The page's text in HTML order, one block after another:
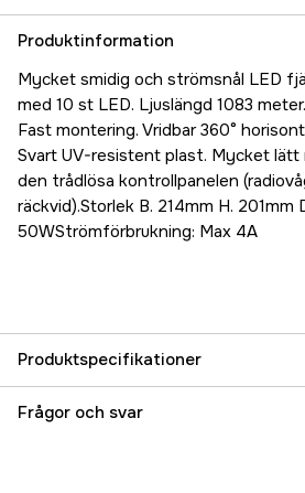
Produktinformation
Mycket smidig och strömsnål LED
med 10 st LED. Ljuslängd 1083
Fast montering. Vridbar 360°
Svart UV-resistent plast. Mycket lätt
den trådlösa kontrollpanelen
räckvid).Storlek B. 214mm H.
50WStrömförbrukning: Max 4A
Produktspecifikationer
Referensnummer
Frågor och svar